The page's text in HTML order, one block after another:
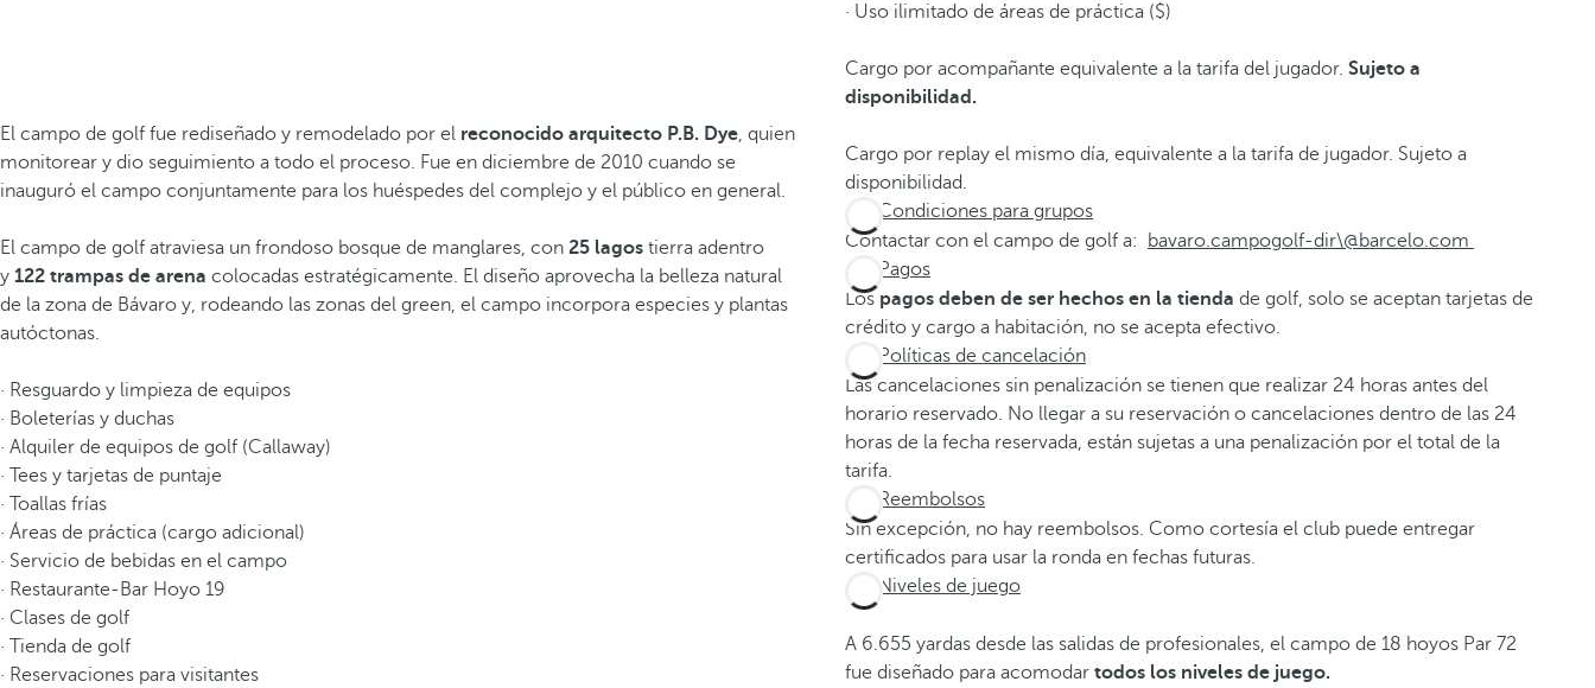
El campo de golf fue rediseñado y remodelado por el reconocido arquitecto P.B. Dye, quien
monitorear y dio seguimiento a todo el proceso. Fue en diciembre de 2010 cuando se
inauguró el campo conjuntamente para los huéspedes del complejo y el público en general.
El campo de golf atraviesa un frondoso bosque de manglares, con 25 lagos tierra adentro
y 122 trampas de arena colocadas estratégicamente. El diseño aprovecha la belleza natural
de la zona de Bávaro y, rodeando las zonas del green, el campo incorpora especies y plantas
autóctonas.
· Resguardo y limpieza de equipos
· Boleterías y duchas
· Alquiler de equipos de golf (Callaway)
· Tees y tarjetas de puntaje
· Toallas frías
· Áreas de práctica (cargo adicional)
· Servicio de bebidas en el campo
· Restaurante-Bar Hoyo 19
· Clases de golf
· Tienda de golf
· Reservaciones para visitantes
· Uso ilimitado de áreas de práctica ($)
Cargo por acompañante equivalente a la tarifa del jugador. Sujeto a
disponibilidad.
Cargo por replay el mismo día, equivalente a la tarifa de jugador. Sujeto a
disponibilidad.
Condiciones para grupos
Contactar con el campo de golf a:
bavaro.campogolf-dir\@barcelo.com
Pagos
Los pagos deben de ser hechos en la tienda de golf, solo se aceptan tarjetas de
crédito y cargo a habitación, no se acepta efectivo.
Políticas de cancelación
Las cancelaciones sin penalización se tienen que realizar 24 horas antes del
horario reservado. No llegar a su reservación o cancelaciones dentro de las 24
horas de la fecha reservada, están sujetas a una penalización por el total de la
tarifa.
Reembolsos
Sin excepción, no hay reembolsos. Como cortesía el club puede entregar
certificados para usar la ronda en fechas futuras.
Niveles de juego
A 6.655 yardas desde las salidas de profesionales, el campo de 18 hoyos Par 72
fue diseñado para acomodar todos los niveles de juego.